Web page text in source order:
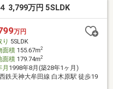
3,799万円 5SLDK
万円
り 5SLDK
面積155.67m2
面積179.74m2
月 1998年8月(築28年1ヶ月)
鉄天神大牟田線 白木原駅 徒歩19